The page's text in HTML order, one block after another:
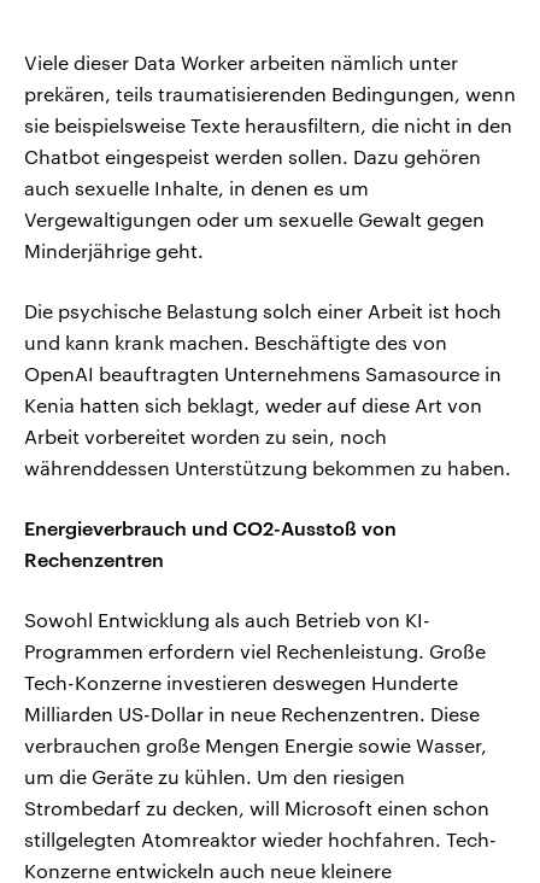
Viele dieser Data Worker arbeiten nämlich unter
prekären, teils traumatisierenden Bedingungen, wenn
sie beispielsweise Texte herausfiltern, die nicht in den
Chatbot eingespeist werden sollen. Dazu gehören
auch sexuelle Inhalte, in denen es um
Vergewaltigungen oder um sexuelle Gewalt gegen
Minderjährige geht.
Die psychische Belastung solch einer Arbeit ist hoch
und kann krank machen. Beschäftigte des von
OpenAI beauftragten Unternehmens Samasource in
Kenia hatten sich beklagt, weder auf diese Art von
Arbeit vorbereitet worden zu sein, noch
währenddessen Unterstützung bekommen zu haben.
Energieverbrauch und CO2-Ausstoß von
Rechenzentren
Sowohl Entwicklung als auch Betrieb von KI-
Programmen erfordern viel Rechenleistung. Große
Tech-Konzerne investieren deswegen Hunderte
Milliarden US-Dollar in neue Rechenzentren. Diese
verbrauchen große Mengen Energie sowie Wasser,
um die Geräte zu kühlen. Um den riesigen
Strombedarf zu decken, will Microsoft einen schon
stillgelegten Atomreaktor wieder hochfahren. Tech-
Konzerne entwickeln auch neue kleinere